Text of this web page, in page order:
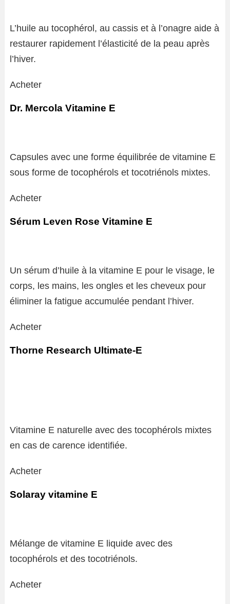
L’huile au tocophérol, au cassis et à l’onagre aide à
restaurer rapidement l’élasticité de la peau après
l’hiver.
Acheter
Dr. Mercola Vitamine E
Capsules avec une forme équilibrée de vitamine E
sous forme de tocophérols et tocotriénols mixtes.
Acheter
Sérum Leven Rose Vitamine E
Un sérum d’huile à la vitamine E pour le visage, le
corps, les mains, les ongles et les cheveux pour
éliminer la fatigue accumulée pendant l’hiver.
Acheter
Thorne Research Ultimate-E
Vitamine E naturelle avec des tocophérols mixtes
en cas de carence identifiée.
Acheter
Solaray vitamine E
Mélange de vitamine E liquide avec des
tocophérols et des tocotriénols.
Acheter